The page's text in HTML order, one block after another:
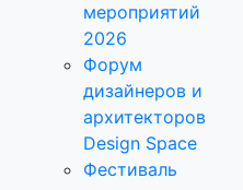
мероприятий
2026
Форум
дизайнеров и
архитекторов
Design Space
Фестиваль